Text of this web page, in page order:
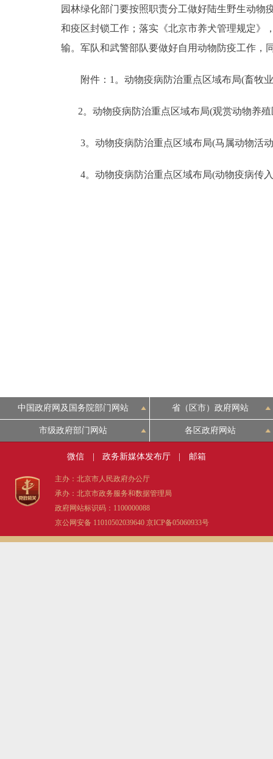
园林绿化部门要按照职责分工做好陆生野生动
和疫区封锁工作；落实《北京市养犬管理规定》
输。军队和武警部队要做好自用动物防疫工作，
附件：1。动物疫病防治重点区域布局(畜
2。动物疫病防治重点区域布局(观赏动物养殖
3。动物疫病防治重点区域布局(马属动物活
4。动物疫病防治重点区域布局(动物疫病传
中国政府网及国务院部门网站 省（区市）政府网站
市级政府部门网站 各区政府网站
微信 政务新媒体发布厅 邮箱
主办：北京市人民政府办公厅
承办：北京市政务服务和数据管理局
政府网站标识码：1100000088
京公网安备 11010502039640 京ICP备05060933号